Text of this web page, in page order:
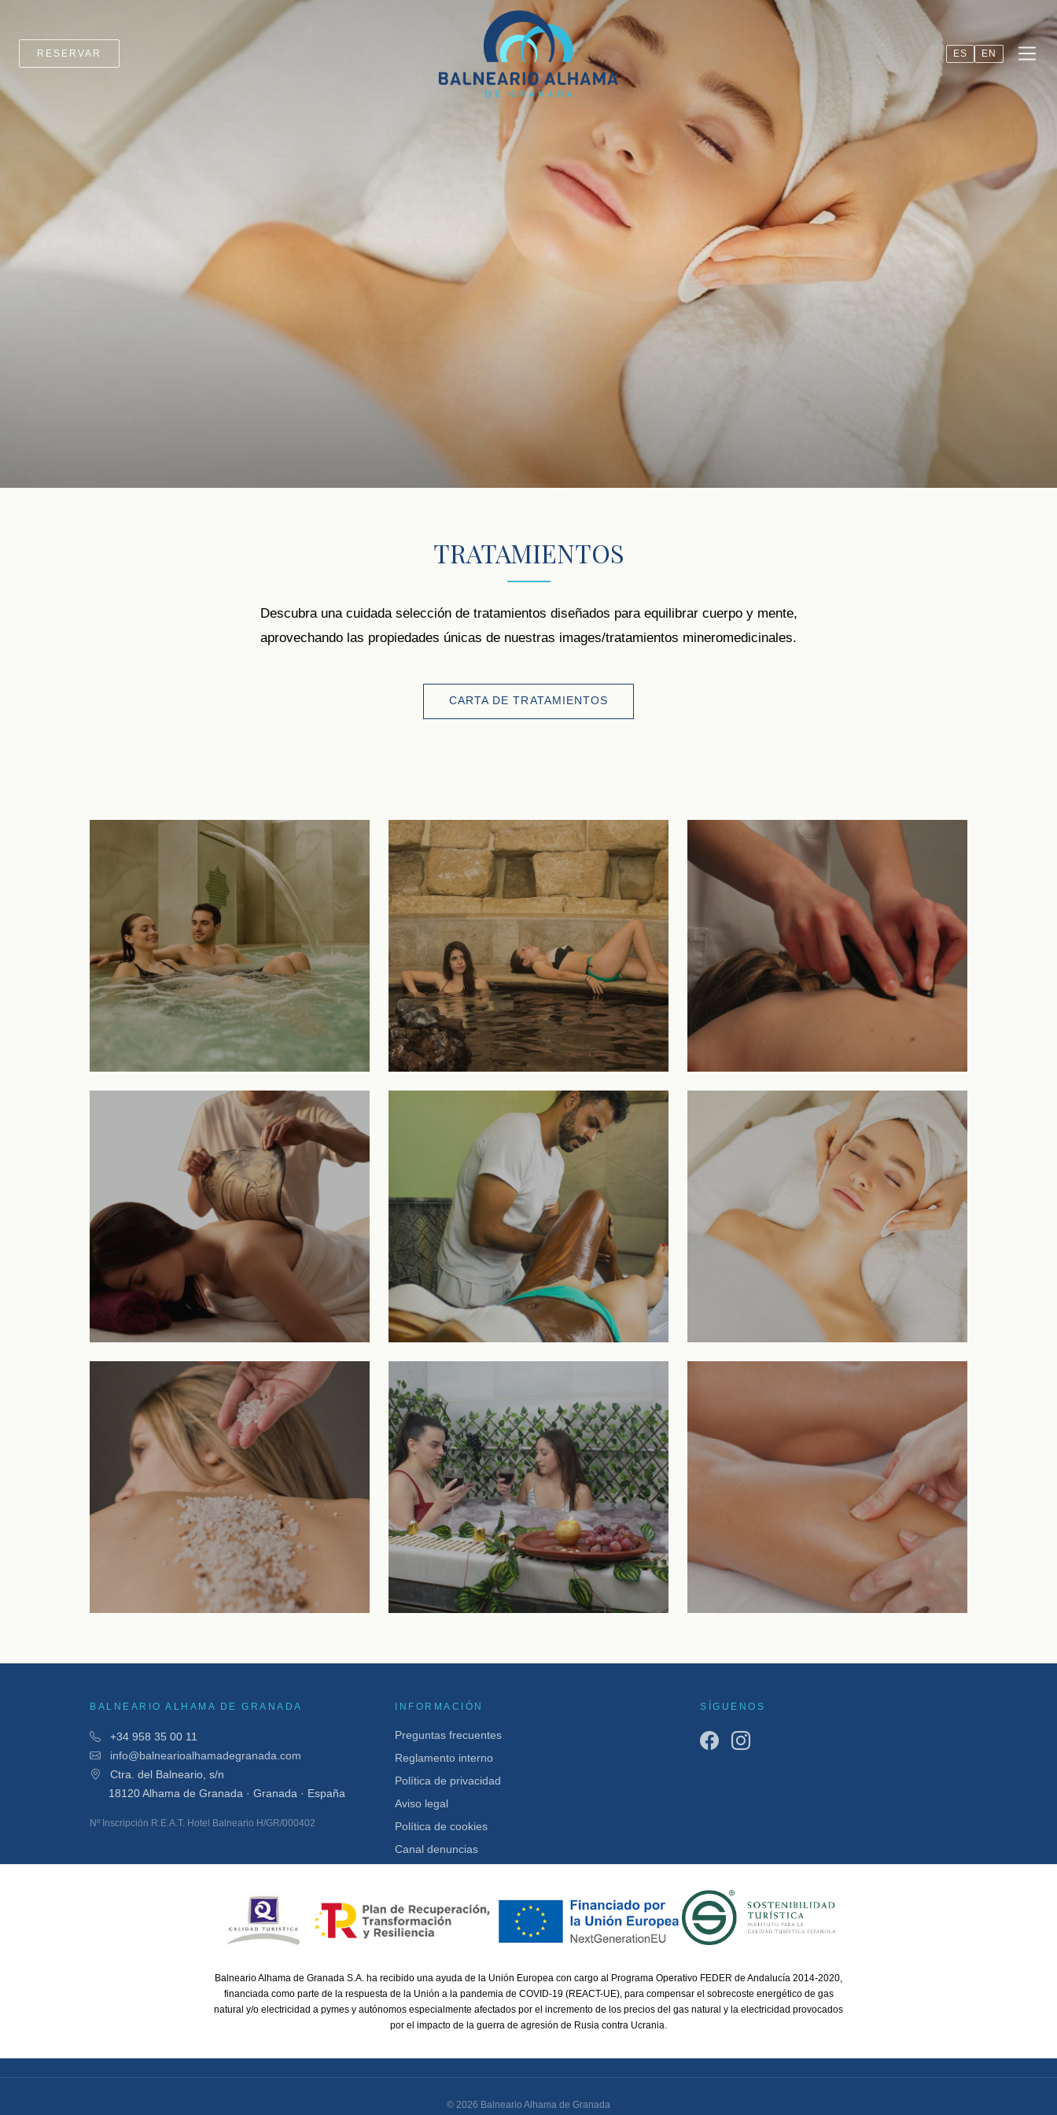
RESERVAR ES EN
TRATAMIENTOS
Descubra una cuidada selección de tratamientos diseñados para equilibrar cuerpo y mente,
aprovechando las propiedades únicas de nuestras images/tratamientos mineromedicinales.
CARTA DE TRATAMIENTOS
Circuitos
VER TRATAMIENTO
Hidroterapia
VER TRATAMIENTO
Masajes
VER TRATAMIENTO
Parafangos
VER TRATAMIENTO VER TRATAMIENTO
BALNEARIO ALHAMA DE GRANADA
+34 958 35 00 11
info@balnearioalhamadegranada.com
Ctra. del Balneario, s/n
18120 Alhama de Granada · Granada · España
Nº Inscripción R.E.A.T. Hotel Balneario H/GR/000402
INFORMACIÓN
Preguntas frecuentes
Reglamento interno
Política de privacidad
Aviso legal
Política de cookies
Canal denuncias
SÍGUENOS
Balneario Alhama de Granada S.A. ha recibido una ayuda de la Unión Europea con cargo al Programa Operativo FEDER de Andalucía 2014-2020,
financiada como parte de la respuesta de la Unión a la pandemia de COVID-19 (REACT-UE), para compensar el sobrecoste energético de gas
natural y/o electricidad a pymes y autónomos especialmente afectados por el incremento de los precios del gas natural y la electricidad provocados
por el impacto de la guerra de agresión de Rusia contra Ucrania.
© 2026 Balneario Alhama de Granada